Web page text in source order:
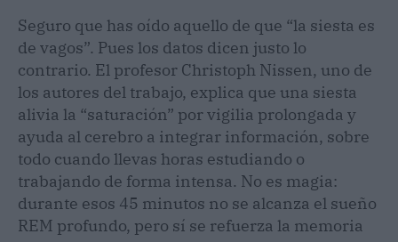
Seguro que has oído aquello de que “la siesta es
de vagos”. Pues los datos dicen justo lo
contrario. El profesor Christoph Nissen, uno de
los autores del trabajo, explica que una siesta
alivia la “saturación” por vigilia prolongada y
ayuda al cerebro a integrar información, sobre
todo cuando llevas horas estudiando o
trabajando de forma intensa. No es magia:
durante esos 45 minutos no se alcanza el sueño
REM profundo, pero sí se refuerza la memoria